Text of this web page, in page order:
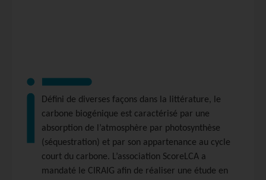
Défini de diverses façons dans la littérature, le
carbone biogénique est caractérisé par une
absorption de l’atmosphère par photosynthèse
(séquestration) et par son appartenance au cycle
court du carbone. L’association ScoreLCA a
mandaté le CIRAIG afin de réaliser une étude en